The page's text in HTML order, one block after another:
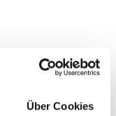
Über Cookies